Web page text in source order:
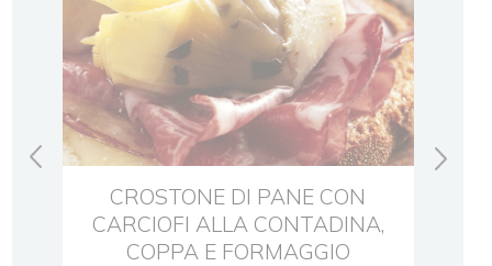
CROSTONE DI PANE CON
CARCIOFI ALLA CONTADINA,
COPPA E FORMAGGIO